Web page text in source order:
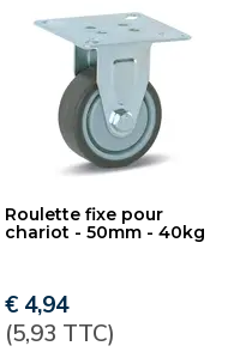
Roulette fixe pour
chariot - 50mm - 40kg
€ 4,94
(5,93 TTC)